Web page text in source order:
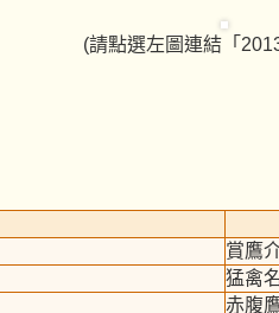
(請點選左圖連結「
賞鷹
猛禽
赤腹